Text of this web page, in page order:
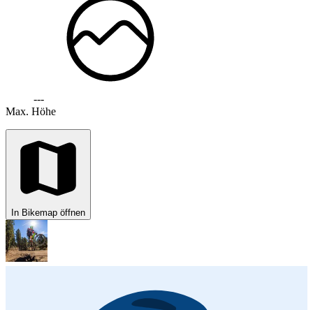
---
Max. Höhe
In Bikemap öffnen